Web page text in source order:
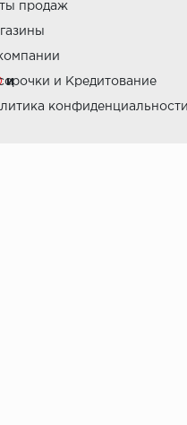
и
продаж
и Кредитование
конфиденциальности